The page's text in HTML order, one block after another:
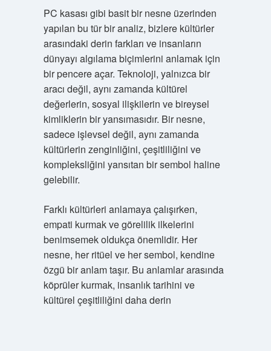
PC kasası gibi basit bir nesne üzerinden
yapılan bu tür bir analiz, bizlere kültürler
arasındaki derin farkları ve insanların
dünyayı algılama biçimlerini anlamak için
bir pencere açar. Teknoloji, yalnızca bir
aracı değil, aynı zamanda kültürel
değerlerin, sosyal ilişkilerin ve bireysel
kimliklerin bir yansımasıdır. Bir nesne,
sadece işlevsel değil, aynı zamanda
kültürlerin zenginliğini, çeşitliliğini ve
kompleksliğini yansıtan bir sembol haline
gelebilir.
Farklı kültürleri anlamaya çalışırken,
empati kurmak ve görelilik ilkelerini
benimsemek oldukça önemlidir. Her
nesne, her ritüel ve her sembol, kendine
özgü bir anlam taşır. Bu anlamlar arasında
köprüler kurmak, insanlık tarihini ve
kültürel çeşitliliğini daha derin